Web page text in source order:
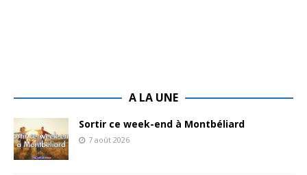
A LA UNE
Sortir ce week-end à Montbéliard
7 août 2026